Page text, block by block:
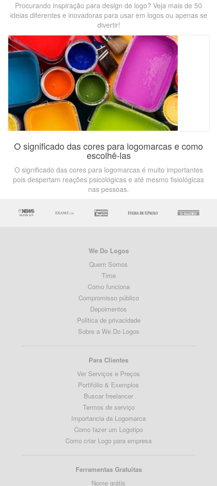
Procurando inspiração para design de logo? Veja mais de 50
ideias diferentes e inovadoras para usar em logos ou apenas se
divertir!
O significado das cores para logomarcas e como
escolhê-las
O significado das cores para logomarcas é muito importantes
pois despertam reações psicológicas e até mesmo fisiológicas
nas pessoas.
We Do Logos
Quem Somos
Time
Como funciona
Compromisso público
Depoimentos
Politica de privacidade
Sobre a We Do Logos
Para Clientes
Ver Serviços e Preços
Portifólio & Exemplos
Buscar freelancer
Termos de serviço
Importancia da Logomarca
Como fazer um Logotipo
Como criar Logo para empresa
Ferramentas Gratuitas
Nome grátis